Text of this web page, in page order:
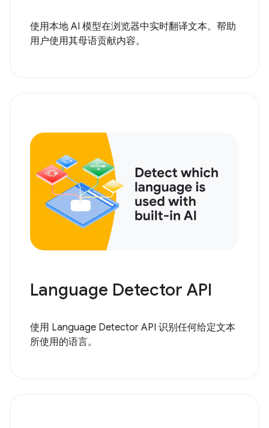
使用本地 AI 模型在浏览器中实时翻译文本。帮助
用户使用其母语贡献内容。
Language Detector API
使用 Language Detector API 识别任何给定文本
所使用的语言。